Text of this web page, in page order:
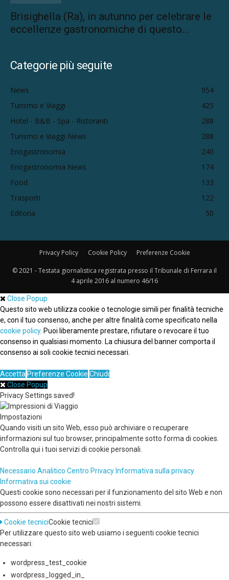
Brisighella (Ra), in autunno per celebrare le
eccellenze gastronomiche di questo...
Categorie più seguite
News
954
Turismo e Viaggi
425
Hotel - B&B - Spa - Ristoranti
288
Turismo e Viaggi News
288
Enogastronomia
240
Enogastronomia News
174
Food
133
Trasporti
122
Editoria
50
Privacy Policy Cookie Policy Preferenze Cookie
© 2021 - Testata giornalistica registrata presso il Tribunale di Ferrara il
4 aprile 2016 al numero 46/16
Close Popup
Questo sito web utilizza cookie o tecnologie simili per finalità tecniche
e, con il tuo consenso, anche per altre finalità come specificato nella
cookie policy. Puoi liberamente prestare, rifiutare o revocare il tuo
consenso in qualsiasi momento. La chiusura del banner comporta il
consenso ai soli cookie tecnici necessari.
Accetta Preferenze Cookie Chiudi
Close Popup
Privacy Settings saved!
Impostazioni
Quando visiti un sito Web, esso può archiviare o recuperare
informazioni sul tuo browser, principalmente sotto forma di cookies.
Controlla qui i tuoi servizi di cookie personali.
Necessario Analitico Centro Privacy Informativa sulla privacy
Informativa sui cookie
Questi cookie sono necessari per il funzionamento del sito Web e non
possono essere disattivati nei nostri sistemi.
Cookie tecniciCookie tecnici
Per utilizzare questo sito web usiamo i seguenti cookie tecnici
necessari:
wordpress_test_cookie
wordpress_logged_in_